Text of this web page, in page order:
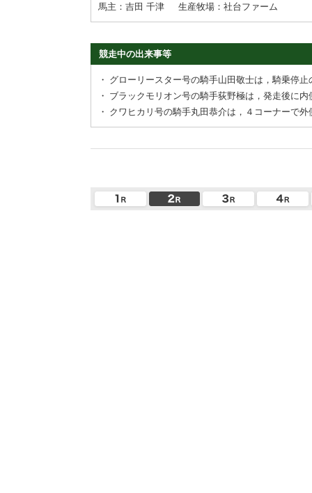
馬主：吉田 千津
生産牧場：社台ファーム
競走中の出来事等
・ グローリースター号の騎手山田敬士は，騎乗停
・ ブラックモリオン号の騎手荻野極は，発走後に
・ クワヒカリ号の騎手丸田恭介は，４コーナーで